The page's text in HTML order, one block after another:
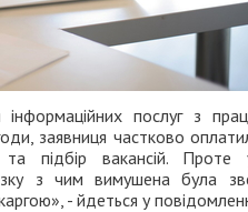
послуг з
заявниця частково
та підбір вакансій.
з чим вимушена була
- йдеться у